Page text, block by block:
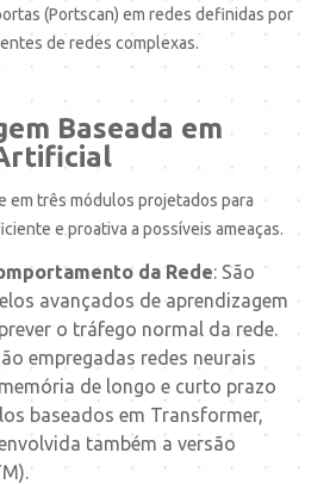
(Portscan) em redes definidas por
de redes complexas.
Baseada em
em três módulos projetados para
e proativa a possíveis ameaças.
da Rede: São
avançados de aprendizagem
o tráfego normal da rede.
empregadas redes neurais
de longo e curto prazo
baseados em Transformer,
também a versão